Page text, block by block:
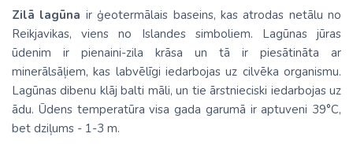
Zilā lagūna ir ģeotermālais baseins, kas atrodas netālu no
Reikjavikas, viens no Islandes simboliem. Lagūnas jūras
ūdenim ir pienaini-zila krāsa un tā ir piesātināta ar
minerālsāļiem, kas labvēlīgi iedarbojas uz cilvēka organismu.
Lagūnas dibenu klāj balti māli, un tie ārstnieciski iedarbojas uz
ādu. Ūdens temperatūra visa gada garumā ir aptuveni 39°C,
bet dziļums - 1-3 m.